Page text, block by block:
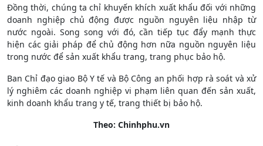
Đồng thời, chúng ta chỉ khuyến khích xuất khẩu đối với những
doanh nghiệp chủ động được nguồn nguyên liệu nhập từ
nước ngoài. Song song với đó, cần tiếp tục đẩy mạnh thực
hiện các giải pháp để chủ động hơn nữa nguồn nguyên liệu
trong nước để sản xuất khẩu trang, trang phục bảo hộ.
Ban Chỉ đạo giao Bộ Y tế và Bộ Công an phối hợp rà soát và xử
lý nghiêm các doanh nghiệp vi phạm liên quan đến sản xuất,
kinh doanh khẩu trang y tế, trang thiết bị bảo hộ.
Theo: Chinhphu.vn